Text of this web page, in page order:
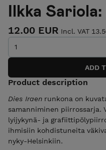
Ilkka
12.00 EUR Incl. VAT
Product description
Dies Iraen runkona on
samanniminen piirrossarja.
lyijykynä- ja
ihmisiin kohdistuneita
nyky-Helsinkiin.